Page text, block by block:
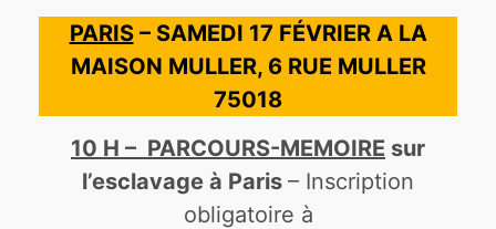
PARIS– SAMEDI 17 FÉVRIER A LA
MAISON MULLER, 6 RUE MULLER
75018
10 H – PARCOURS-MEMOIRE sur
l’esclavage à Paris – Inscription
obligatoire à